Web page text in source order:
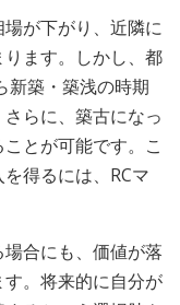
が下がり、近隣に
ます。しかし、都
新築・築浅の時期
らに、築古になっ
とが可能です。こ
得るには、RCマ
合にも、価値が落
。将来的に自分が